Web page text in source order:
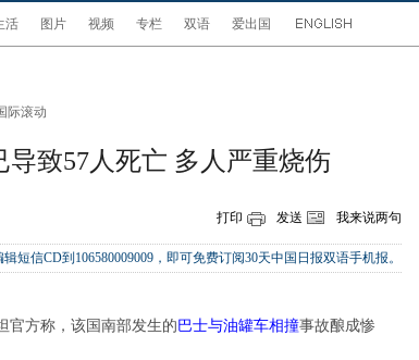
活 图片 视频 专栏 双语 爱出国
际滚动
致57人死亡 多人严重烧伤
打印 发送 我来说两句
短信CD到106580009009，即可免费订阅30天中国日报双语手机报。
官方称，该国南部发生的巴士与油罐车相撞事故酿成惨